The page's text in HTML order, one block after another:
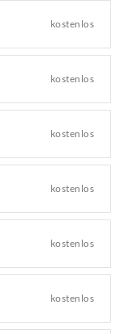
kostenlos
kostenlos
kostenlos
kostenlos
kostenlos
kostenlos